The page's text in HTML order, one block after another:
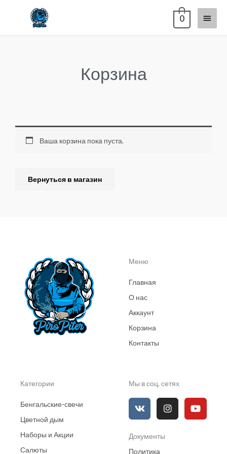
меню
0
Корзина
Ваша корзина пока пуста.
Вернуться в магазин
Меню
Главная
О нас
Аккаунт
Корзина
Контакты
Категории
Бенгальские-свечи
Цветной дым
Наборы и Акции
Салюты
Мы в соц. сетях
V
k
I
n
s
Y
o
u
Документы
Политика